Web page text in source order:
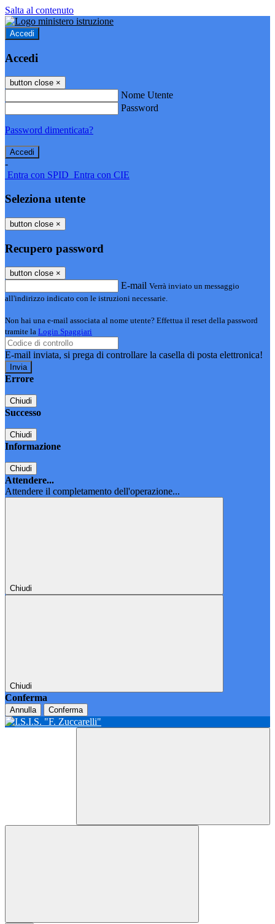
Salta al contenuto
Accedi
Accedi
button close ×
Nome Utente
Password
Password dimenticata?
-
Entra con SPID Entra con CIE
Seleziona utente
button close ×
Recupero password
button close ×
E-mail Verrà inviato un messaggio
all'indirizzo indicato con le istruzioni necessarie.
Non hai una e-mail associata al nome utente? Effettua il reset della password
tramite la Login Spaggiari
E-mail inviata, si prega di controllare la casella di posta elettronica!
Errore
Chiudi
Successo
Chiudi
Informazione
Chiudi
Attendere...
Attendere il completamento dell'operazione...
Chiudi
Chiudi
Conferma
Annulla Conferma